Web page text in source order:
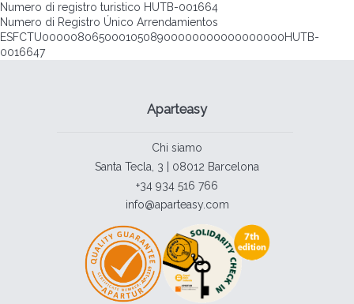
Numero di registro turistico HUTB-001664
Numero di Registro Único Arrendamientos
ESFCTU00000806500010508900000000000000000HUTB-
0016647
Aparteasy
Chi siamo
Santa Tecla, 3 | 08012 Barcelona
+34 934 516 766
info@aparteasy.com